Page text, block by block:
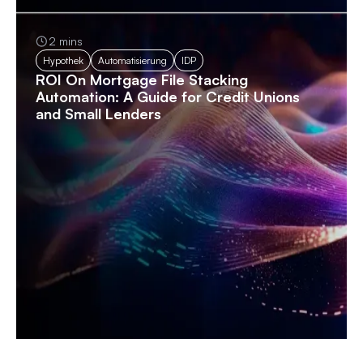
2 mins
Hypothek Automatisierung IDP
ROI On Mortgage File Stacking
Automation: A Guide for Credit Unions
and Small Lenders